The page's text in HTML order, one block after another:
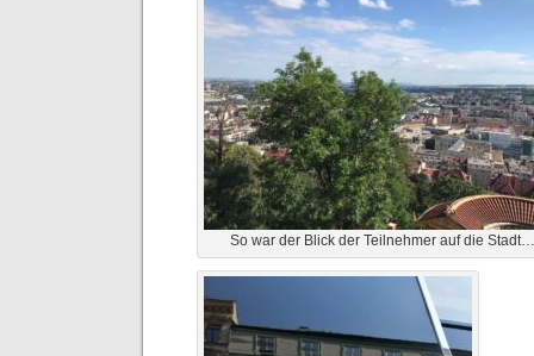
So war der Blick der Teilnehmer auf die Stadt…